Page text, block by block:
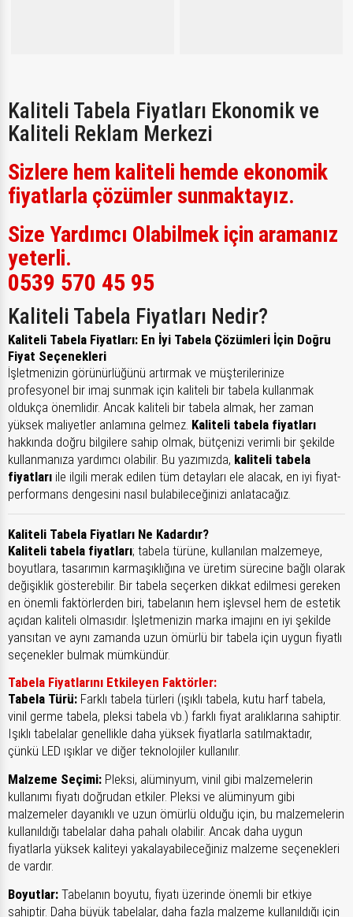
Kaliteli Tabela Fiyatları Ekonomik ve
Kaliteli Reklam Merkezi
Sizlere hem kaliteli hemde ekonomik
fiyatlarla çözümler sunmaktayız.
Size Yardımcı Olabilmek için aramanız
yeterli.
0539 570 45 95
Kaliteli Tabela Fiyatları Nedir?
Kaliteli Tabela Fiyatları: En İyi Tabela Çözümleri İçin Doğru
Fiyat Seçenekleri
İşletmenizin görünürlüğünü artırmak ve müşterilerinize
profesyonel bir imaj sunmak için kaliteli bir tabela kullanmak
oldukça önemlidir. Ancak kaliteli bir tabela almak, her zaman
yüksek maliyetler anlamına gelmez. Kaliteli tabela fiyatları
hakkında doğru bilgilere sahip olmak, bütçenizi verimli bir şekilde
kullanmanıza yardımcı olabilir. Bu yazımızda, kaliteli tabela
fiyatları ile ilgili merak edilen tüm detayları ele alacak, en iyi fiyat-
performans dengesini nasıl bulabileceğinizi anlatacağız.
Kaliteli Tabela Fiyatları Ne Kadardır?
Kaliteli tabela fiyatları; tabela türüne, kullanılan malzemeye,
boyutlara, tasarımın karmaşıklığına ve üretim sürecine bağlı olarak
değişiklik gösterebilir. Bir tabela seçerken dikkat edilmesi gereken
en önemli faktörlerden biri, tabelanın hem işlevsel hem de estetik
açıdan kaliteli olmasıdır. İşletmenizin marka imajını en iyi şekilde
yansıtan ve aynı zamanda uzun ömürlü bir tabela için uygun fiyatlı
seçenekler bulmak mümkündür.
Tabela Fiyatlarını Etkileyen Faktörler:
Tabela Türü: Farklı tabela türleri (ışıklı tabela, kutu harf tabela,
vinil germe tabela, pleksi tabela vb.) farklı fiyat aralıklarına sahiptir.
Işıklı tabelalar genellikle daha yüksek fiyatlarla satılmaktadır,
çünkü LED ışıklar ve diğer teknolojiler kullanılır.
Malzeme Seçimi: Pleksi, alüminyum, vinil gibi malzemelerin
kullanımı fiyatı doğrudan etkiler. Pleksi ve alüminyum gibi
malzemeler dayanıklı ve uzun ömürlü olduğu için, bu malzemelerin
kullanıldığı tabelalar daha pahalı olabilir. Ancak daha uygun
fiyatlarla yüksek kaliteyi yakalayabileceğiniz malzeme seçenekleri
de vardır.
Boyutlar: Tabelanın boyutu, fiyatı üzerinde önemli bir etkiye
sahiptir. Daha büyük tabelalar, daha fazla malzeme kullanıldığı için